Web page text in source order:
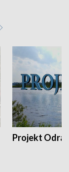
Projekt Odra